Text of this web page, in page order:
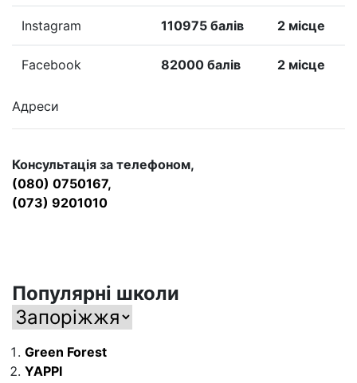
Instagram 110975 балів 2 місце
Facebook 82000 балів 2 місце
Адреси
Консультація за телефоном,
(080) 0750167,
(073) 9201010
Популярні школи
Green Forest
YAPPI